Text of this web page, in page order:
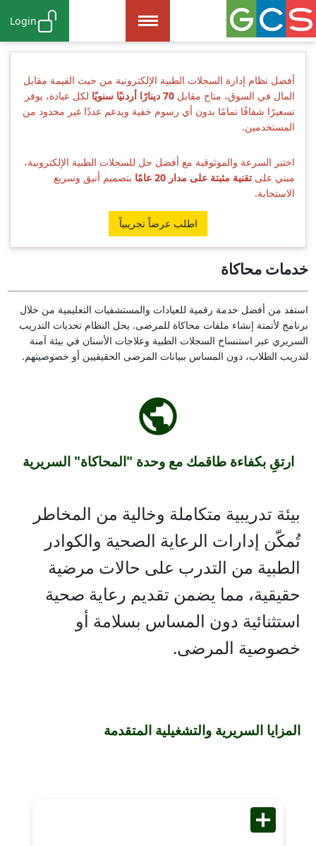
Login
أفضل نظام إدارة السجلات الطبية الإلكترونية من حيث القيمة مقابل
المال في السوق، متاح مقابل70 دينارًا أردنيًا سنويًا
لكل عيادة، يوفر
تسعيرًا شفافًا تمامًا بدون أي رسوم خفية ويدعم عددًا غير محدود من
المستخدمين.
اختبر السرعة والموثوقية مع أفضل حل للسجلات الطبية الإلكترونية،
مبني علىتقنية مثبتة على مدار 20 عامًا
بتصميم أنيق وسريع
الاستجابة.
اطلب عرضاً تجريبياً
خدمات محاكاة
استفد من أفضل خدمة رقمية للعيادات والمستشفيات التعليمية من خلال
برنامج لأتمتة إنشاء ملفات محاكاة للمرضى. يحل النظام تحديات التدريب
السريري عبر استنساخ السجلات الطبية وعلاجات الأسنان في بيئة آمنة
لتدريب الطلاب، دون المساس ببيانات المرضى الحقيقيين أو خصوصيتهم.
ارتقِ بكفاءة طاقمك مع وحدة "المحاكاة" السريرية
بيئة تدريبية متكاملة وخالية من المخاطر
تُمكّن إدارات الرعاية الصحية والكوادر
الطبية من التدرب على حالات مرضية
حقيقية، مما يضمن تقديم رعاية صحية
استثنائية دون المساس بسلامة أو
خصوصية المرضى.
المزايا السريرية والتشغيلية المتقدمة